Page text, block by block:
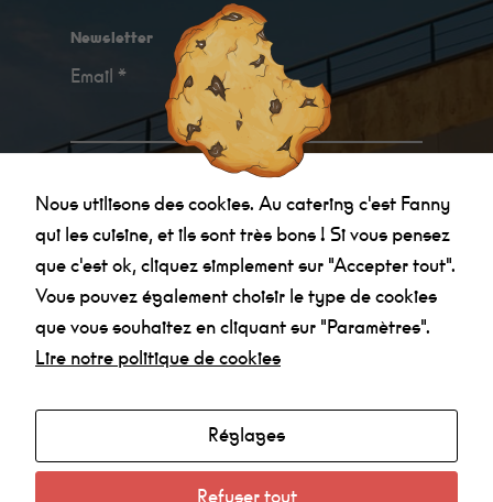
Newsletter
Email *
Je confirme avoirpris connaissance des
informations relatives à la politique de
confidentialité.
Made in la Nef
Nous utilisons des cookies. Au catering c'est Fanny
qui les cuisine, et ils sont très bons ! Si vous pensez
que c'est ok, cliquez simplement sur "Accepter tout".
Vous pouvez également choisir le type de cookies
que vous souhaitez en cliquant sur "Paramètres".
Lire notre politique de cookies
Réglages
Refuser tout
Ces cookies ne
sont pas
facultatifs. Ils
sont
nécessaires au
fonctionnement
du site Web.
Au catering
les cuisine, et
ils sont très
bon !
Statistiques
Afin que
structure du
site Web, en
manière dont